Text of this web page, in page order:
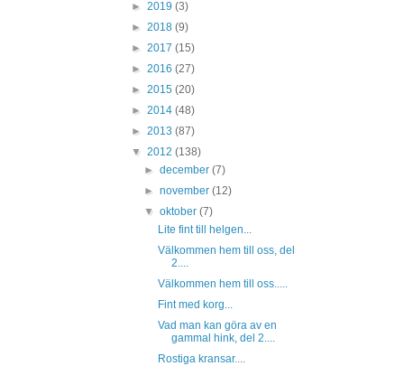
► 2019 (3)
► 2018 (9)
► 2017 (15)
► 2016 (27)
► 2015 (20)
► 2014 (48)
► 2013 (87)
▼ 2012 (138)
►december(7)
►november(12)
▼oktober(7)
Lite fint till helgen...
Välkommen hem till oss, del
2....
Välkommen hem till oss.....
Fint med korg...
Vad man kan göra av en
gammal hink, del 2....
Rostiga kransar....